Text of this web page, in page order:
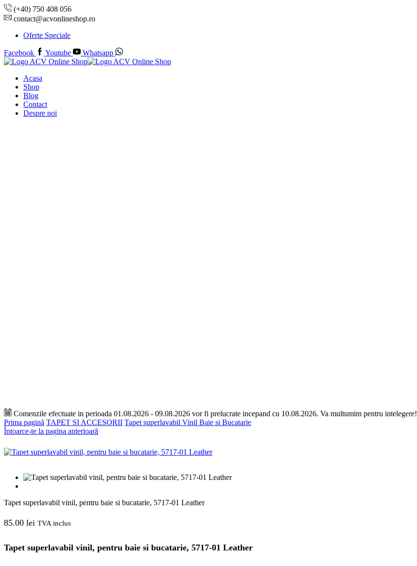
(+40) 750 408 056
contact@acvonlineshop.ro
Oferte Speciale
Facebook Youtube Whatsapp
Acasa
Shop
Blog
Contact
Despre noi
Comenzile efectuate in perioada 01.08.2026 - 09.08.2026 vor fi prelucrate incepand cu 10.08.2026. Va multumim pentru intelegere!
Prima pagină TAPET SI ACCESORII Tapet superlavabil Vinil Baie si Bucatarie
Întoarce-te la pagina anterioară
Tapet superlavabil vinil, pentru baie si bucatarie, 5717-01 Leather
85.00 lei TVA inclus
Tapet superlavabil vinil, pentru baie si bucatarie, 5717-01 Leather